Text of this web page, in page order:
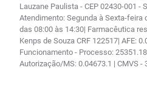
Lauzane Paulista - CEP 02430-001 -
Atendimento: Segunda à Sexta-feira
das 08:00 às 14:30| Farmacêutica
Kenps de Souza CRF 122517| AFE:
Funcionamento - Processo:
Autorização/MS: 0.04673.1 | CMVS -